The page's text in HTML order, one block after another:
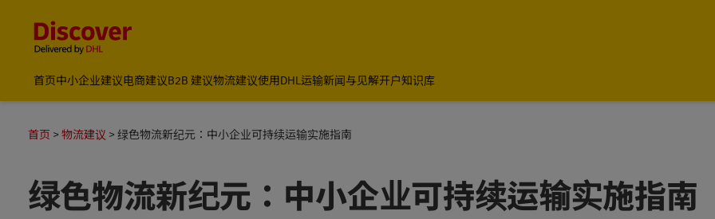
国际物流_国际快递_国际运输物流公司
首页中小企业建议电商建议B2B 建议物流建议使用DHL运输新闻与见解开户知识库
首页 物流建议 绿色物流新纪元：中小企业可持续运输实施指南
绿色物流新纪元：中小企业可持续运输实施指南